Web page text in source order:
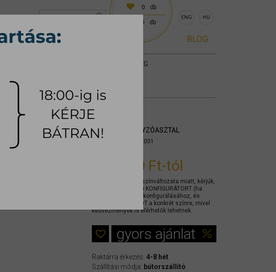
10:00 - 17:00 (18:00 előre egyeztetve)
10:00 - 14:00
0 db
0 db
ENG HU
BLOG
SZŐNYEG
RIBBON DOHÁNYZÓASZTAL
mycsria001
701.600 Ft-tól
A termék számos színváltozata miatt, kérjük,
használja az alábbi KONFIGURÁTORT (ha
elérhető) a termék konfigurálásához, és
KÉRJEN AJÁNLATOT a konkrét színre, mivel
kedvezmények is elérhetők lehetnek.
gyors ajánlat
Raktárra érkezés: 4-8 hét
Szállítási módja: bútorszállító